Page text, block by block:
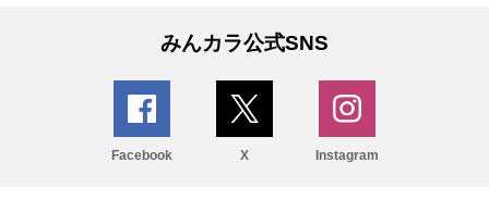
みんカラ公式SNS
Facebook X Instagram